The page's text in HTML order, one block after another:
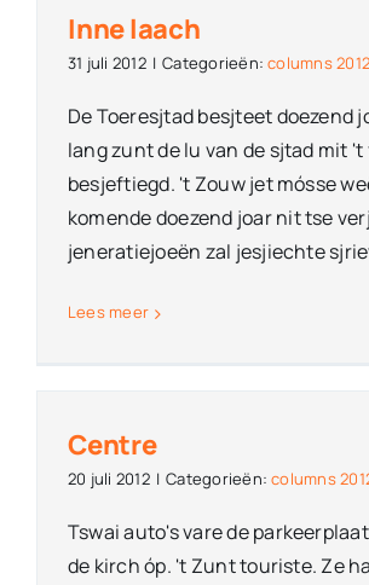
Inne laach
31 juli 2012 | Categorieën:columns 2012
De Toeresjtad besjteet doezend
lang zunt de lu van de sjtad mit 't
besjeftiegd. 't Zouw jet mósse
komende doezend joar nit tse
jeneratiejoeën zal jesjiechte
Lees meer
Centre
20 juli 2012 | Categorieën:columns
Tswai auto's vare de
de kirch óp. 't Zunt touriste. Ze